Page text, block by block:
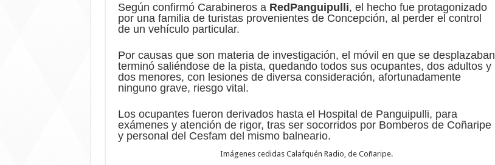
Según confirmó Carabineros a RedPanguipulli, el hecho fue protagonizado
por una familia de turistas provenientes de Concepción, al perder el control
de un vehículo particular.
Por causas que son materia de investigación, el móvil en que se desplazaban
terminó saliéndose de la pista, quedando todos sus ocupantes, dos adultos y
dos menores, con lesiones de diversa consideración, afortunadamente
ninguno grave, riesgo vital.
Los ocupantes fueron derivados hasta el Hospital de Panguipulli, para
exámenes y atención de rigor, tras ser socorridos por Bomberos de Coñaripe
y personal del Cesfam del mismo balneario.
Imágenes cedidas Calafquén Radio, de Coñaripe.